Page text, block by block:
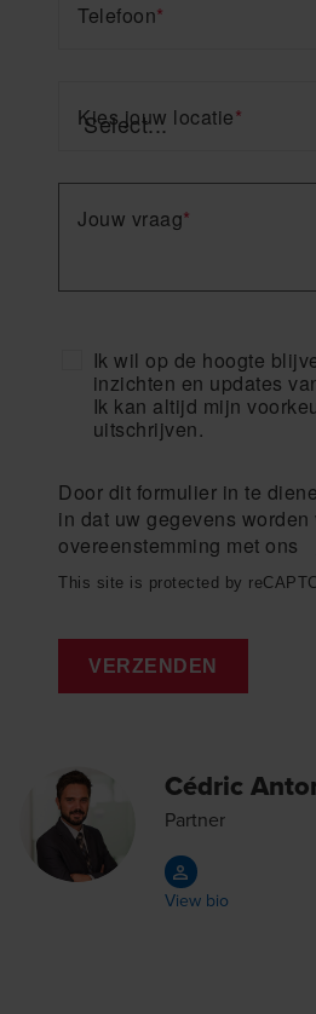
*
Telefoon
*
Kies jouw locatie
*
Jouw vraag
Ik wil op de hoogte
inzichten en updates
Ik kan altijd mijn
uitschrijven.
Door dit formulier in te
in dat uw gegevens worden
overeenstemming met ons
This site is protected by
VERZENDEN
Cédric
Partner
View bio